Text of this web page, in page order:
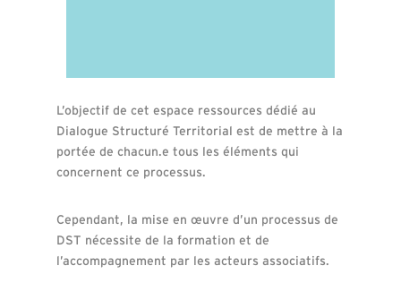
L’objectif de cet espace ressources dédié au
Dialogue Structuré Territorial est de mettre à la
portée de chacun.e tous les éléments qui
concernent ce processus.
Cependant, la mise en œuvre d’un processus de
DST nécessite de la formation et de
l’accompagnement par les acteurs associatifs.